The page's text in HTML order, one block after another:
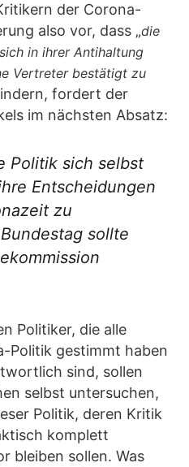
der Corona-
also vor, dass „die
in ihrer Antihaltung
Vertreter bestätigt zu
fordert der
im nächsten Absatz:
Politik sich selbst
Entscheidungen
zu
sollte
Politiker, die alle
Politik gestimmt haben
sind, sollen
selbst untersuchen,
Politik, deren Kritik
komplett
bleiben sollen. Was